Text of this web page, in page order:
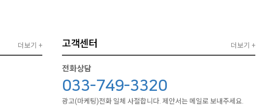
더보기 + 고객센터
전화상담
033-749-3320
광고(마케팅)전화 일체 사절합니다. 제안서는 메일로 보내주세요.
더보기 +